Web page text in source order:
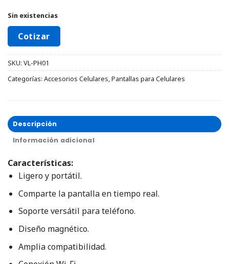
Sin existencias
Cotizar
SKU: VL-PH01
Categorías: Accesorios Celulares Pantallas para Celulares
Descripción
Información adicional
Características:
Ligero y portátil.
Comparte la pantalla en tiempo real.
Soporte versátil para teléfono.
Diseño magnético.
Amplia compatibilidad.